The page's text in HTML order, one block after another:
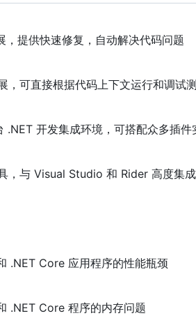
提供快速修复，自动解决代码问题
可直接根据代码上下文运行和调试
开发集成环境，可搭配众多插件
，与 Visual Studio 和 Rider 高度集成
.NET Core 应用程序的性能瓶颈
.NET Core 程序的内存问题